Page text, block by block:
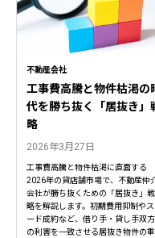
不動産会社
工事費高騰と物件枯渇の
代を勝ち抜く「居抜き」
略
2026年3月27日
工事費高騰と物件枯渇に直面する
2026年の貸店舗市場で、不動産仲
会社が勝ち抜くための「居抜き」戦
略を解説します。初期費用抑制や
ード成約など、借り手・貸し手双方
の利害を一致させる居抜き物件の重